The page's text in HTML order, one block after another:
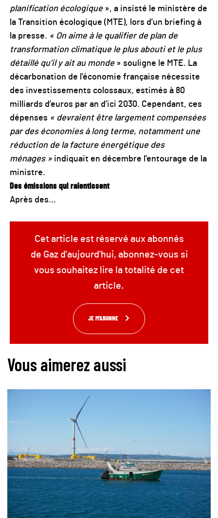
planification écologique», a insisté le ministère de
la Transition écologique (MTE), lors d’un briefing à
la presse. « On aime à le qualifier de plan de
transformation climatique le plus abouti et le plus
détaillé qu’il y ait au monde » souligne le MTE. La
décarbonation de l’économie française nécessite
des investissements colossaux, estimés à 80
milliards d’euros par an d’ici 2030. Cependant, ces
dépenses « devraient être largement compensées
par des économies à long terme, notamment une
réduction de la facture énergétique des
ménages » indiquait en décembre l’entourage de la
ministre.
Des émissions qui ralentissent
Après des...
Cet article est réservé aux abonnés
de Gaz d'aujourd'hui, abonnez-vous si
vous souhaitez lire la totalité de cet
article.
JE M'ABONNE
Vous aimerez aussi